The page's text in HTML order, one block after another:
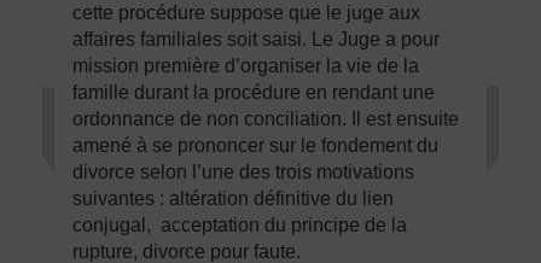
cette procédure suppose que le juge aux
affaires familiales soit saisi. Le Juge a pour
mission première d’organiser la vie de la
famille durant la procédure en rendant une
ordonnance de non conciliation. Il est ensuite
amené à se prononcer sur le fondement du
divorce selon l’une des trois motivations
suivantes : altération définitive du lien
conjugal, acceptation du principe de la
rupture, divorce pour faute.